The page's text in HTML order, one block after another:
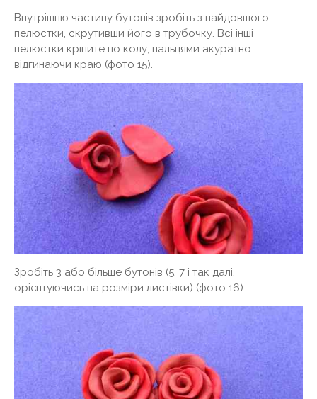
Внутрішню частину бутонів зробіть з найдовшого
пелюстки, скрутивши його в трубочку. Всі інші
пелюстки кріпите по колу, пальцями акуратно
відгинаючи краю (фото 15).
Зробіть 3 або більше бутонів (5, 7 і так далі,
орієнтуючись на розміри листівки) (фото 16).